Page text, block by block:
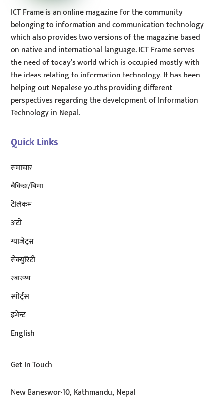
ICT Frame is an online magazine for the community
belonging to information and communication technology
which also provides two versions of the magazine based
on native and international language. ICT Frame serves
the need of today’s world which is occupied mostly with
the ideas relating to information technology. It has been
helping out Nepalese youths providing different
perspectives regarding the development of Information
Technology in Nepal.
Quick Links
समाचार
बैंकिङ/बिमा
टेलिकम
अटाे
ग्याजेट्स
सेक्युरिटी
स्वास्थ्य
स्पोर्ट्स
इभेन्ट
English
Get In Touch
New Baneswor-10, Kathmandu, Nepal